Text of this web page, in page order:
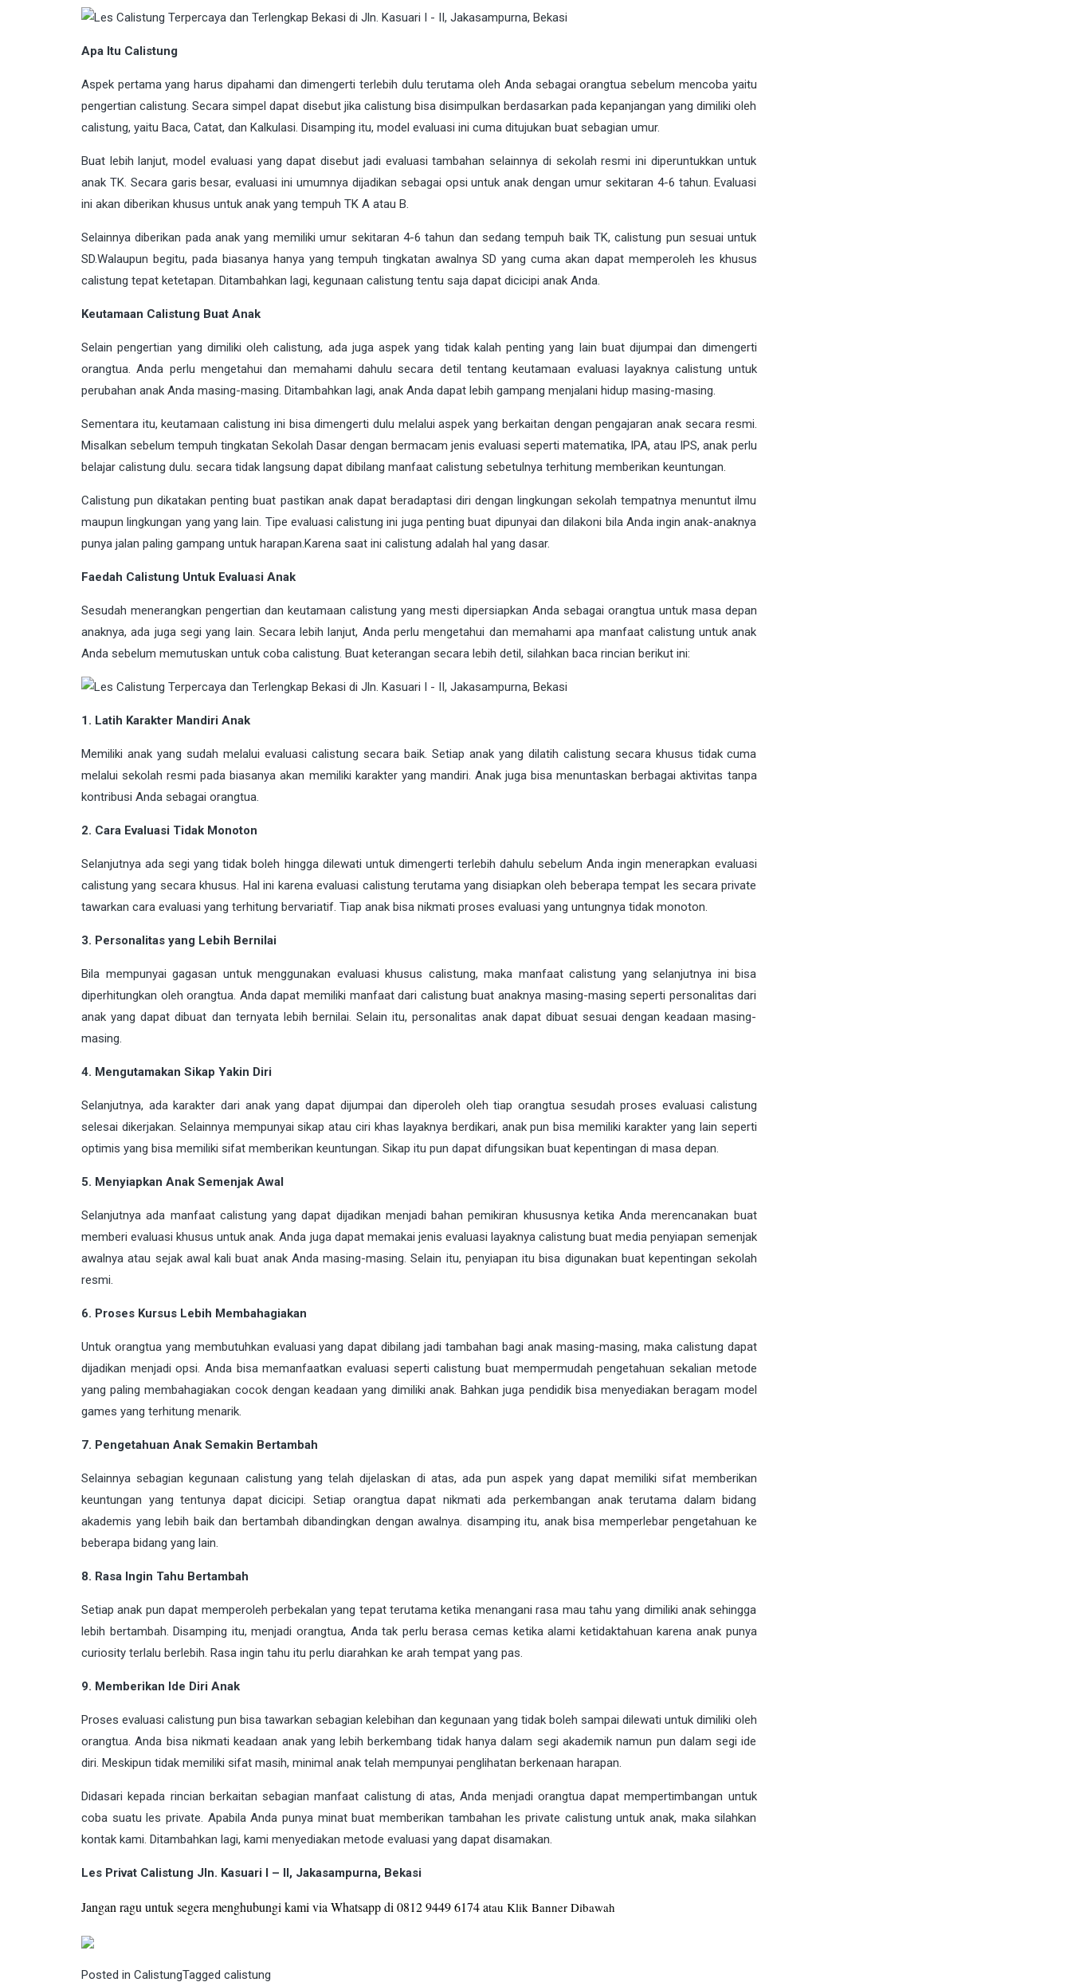
Apa Itu Calistung
Aspek pertama yang harus dipahami dan dimengerti terlebih dulu terutama oleh Anda sebagai orangtua sebelum mencoba yaitu
pengertian calistung. Secara simpel dapat disebut jika calistung bisa disimpulkan berdasarkan pada kepanjangan yang dimiliki oleh
calistung, yaitu Baca, Catat, dan Kalkulasi. Disamping itu, model evaluasi ini cuma ditujukan buat sebagian umur.
Buat lebih lanjut, model evaluasi yang dapat disebut jadi evaluasi tambahan selainnya di sekolah resmi ini diperuntukkan untuk
anak TK. Secara garis besar, evaluasi ini umumnya dijadikan sebagai opsi untuk anak dengan umur sekitaran 4-6 tahun. Evaluasi
ini akan diberikan khusus untuk anak yang tempuh TK A atau B.
Selainnya diberikan pada anak yang memiliki umur sekitaran 4-6 tahun dan sedang tempuh baik TK, calistung pun sesuai untuk
SD.Walaupun begitu, pada biasanya hanya yang tempuh tingkatan awalnya SD yang cuma akan dapat memperoleh les khusus
calistung tepat ketetapan. Ditambahkan lagi, kegunaan calistung tentu saja dapat dicicipi anak Anda.
Keutamaan Calistung Buat Anak
Selain pengertian yang dimiliki oleh calistung, ada juga aspek yang tidak kalah penting yang lain buat dijumpai dan dimengerti
orangtua. Anda perlu mengetahui dan memahami dahulu secara detil tentang keutamaan evaluasi layaknya calistung untuk
perubahan anak Anda masing-masing. Ditambahkan lagi, anak Anda dapat lebih gampang menjalani hidup masing-masing.
Sementara itu, keutamaan calistung ini bisa dimengerti dulu melalui aspek yang berkaitan dengan pengajaran anak secara resmi.
Misalkan sebelum tempuh tingkatan Sekolah Dasar dengan bermacam jenis evaluasi seperti matematika, IPA, atau IPS, anak perlu
belajar calistung dulu. secara tidak langsung dapat dibilang manfaat calistung sebetulnya terhitung memberikan keuntungan.
Calistung pun dikatakan penting buat pastikan anak dapat beradaptasi diri dengan lingkungan sekolah tempatnya menuntut ilmu
maupun lingkungan yang yang lain. Tipe evaluasi calistung ini juga penting buat dipunyai dan dilakoni bila Anda ingin anak-anaknya
punya jalan paling gampang untuk harapan.Karena saat ini calistung adalah hal yang dasar.
Faedah Calistung Untuk Evaluasi Anak
Sesudah menerangkan pengertian dan keutamaan calistung yang mesti dipersiapkan Anda sebagai orangtua untuk masa depan
anaknya, ada juga segi yang lain. Secara lebih lanjut, Anda perlu mengetahui dan memahami apa manfaat calistung untuk anak
Anda sebelum memutuskan untuk coba calistung. Buat keterangan secara lebih detil, silahkan baca rincian berikut ini:
1. Latih Karakter Mandiri Anak
Memiliki anak yang sudah melalui evaluasi calistung secara baik. Setiap anak yang dilatih calistung secara khusus tidak cuma
melalui sekolah resmi pada biasanya akan memiliki karakter yang mandiri. Anak juga bisa menuntaskan berbagai aktivitas tanpa
kontribusi Anda sebagai orangtua.
2. Cara Evaluasi Tidak Monoton
Selanjutnya ada segi yang tidak boleh hingga dilewati untuk dimengerti terlebih dahulu sebelum Anda ingin menerapkan evaluasi
calistung yang secara khusus. Hal ini karena evaluasi calistung terutama yang disiapkan oleh beberapa tempat les secara private
tawarkan cara evaluasi yang terhitung bervariatif. Tiap anak bisa nikmati proses evaluasi yang untungnya tidak monoton.
3. Personalitas yang Lebih Bernilai
Bila mempunyai gagasan untuk menggunakan evaluasi khusus calistung, maka manfaat calistung yang selanjutnya ini bisa
diperhitungkan oleh orangtua. Anda dapat memiliki manfaat dari calistung buat anaknya masing-masing seperti personalitas dari
anak yang dapat dibuat dan ternyata lebih bernilai. Selain itu, personalitas anak dapat dibuat sesuai dengan keadaan masing-
masing.
4. Mengutamakan Sikap Yakin Diri
Selanjutnya, ada karakter dari anak yang dapat dijumpai dan diperoleh oleh tiap orangtua sesudah proses evaluasi calistung
selesai dikerjakan. Selainnya mempunyai sikap atau ciri khas layaknya berdikari, anak pun bisa memiliki karakter yang lain seperti
optimis yang bisa memiliki sifat memberikan keuntungan. Sikap itu pun dapat difungsikan buat kepentingan di masa depan.
5. Menyiapkan Anak Semenjak Awal
Selanjutnya ada manfaat calistung yang dapat dijadikan menjadi bahan pemikiran khususnya ketika Anda merencanakan buat
memberi evaluasi khusus untuk anak. Anda juga dapat memakai jenis evaluasi layaknya calistung buat media penyiapan semenjak
awalnya atau sejak awal kali buat anak Anda masing-masing. Selain itu, penyiapan itu bisa digunakan buat kepentingan sekolah
resmi.
6. Proses Kursus Lebih Membahagiakan
Untuk orangtua yang membutuhkan evaluasi yang dapat dibilang jadi tambahan bagi anak masing-masing, maka calistung dapat
dijadikan menjadi opsi. Anda bisa memanfaatkan evaluasi seperti calistung buat mempermudah pengetahuan sekalian metode
yang paling membahagiakan cocok dengan keadaan yang dimiliki anak. Bahkan juga pendidik bisa menyediakan beragam model
games yang terhitung menarik.
7. Pengetahuan Anak Semakin Bertambah
Selainnya sebagian kegunaan calistung yang telah dijelaskan di atas, ada pun aspek yang dapat memiliki sifat memberikan
keuntungan yang tentunya dapat dicicipi. Setiap orangtua dapat nikmati ada perkembangan anak terutama dalam bidang
akademis yang lebih baik dan bertambah dibandingkan dengan awalnya. disamping itu, anak bisa memperlebar pengetahuan ke
beberapa bidang yang lain.
8. Rasa Ingin Tahu Bertambah
Setiap anak pun dapat memperoleh perbekalan yang tepat terutama ketika menangani rasa mau tahu yang dimiliki anak sehingga
lebih bertambah. Disamping itu, menjadi orangtua, Anda tak perlu berasa cemas ketika alami ketidaktahuan karena anak punya
curiosity terlalu berlebih. Rasa ingin tahu itu perlu diarahkan ke arah tempat yang pas.
9. Memberikan Ide Diri Anak
Proses evaluasi calistung pun bisa tawarkan sebagian kelebihan dan kegunaan yang tidak boleh sampai dilewati untuk dimiliki oleh
orangtua. Anda bisa nikmati keadaan anak yang lebih berkembang tidak hanya dalam segi akademik namun pun dalam segi ide
diri. Meskipun tidak memiliki sifat masih, minimal anak telah mempunyai penglihatan berkenaan harapan.
Didasari kepada rincian berkaitan sebagian manfaat calistung di atas, Anda menjadi orangtua dapat mempertimbangan untuk
coba suatu les private. Apabila Anda punya minat buat memberikan tambahan les private calistung untuk anak, maka silahkan
kontak kami. Ditambahkan lagi, kami menyediakan metode evaluasi yang dapat disamakan.
Les Privat Calistung Jln. Kasuari I – II, Jakasampurna, Bekasi
Jangan ragu untuk segera menghubungi kami via Whatsapp di 0812 9449 6174 atau Klik Banner Dibawah
Posted in CalistungTagged calistung